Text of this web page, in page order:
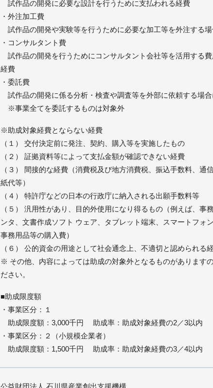
試作品の開発に必要な設計を行うために支払われる経費
・外注加工費
試作品の開発や実験等を行うために必要な加工等を外注する
・コンサルタント費
試作品の開発を行うためにコンサルタント会社等を活用する
経費
・委託費
試作品の開発に係る分析・検査や調査等を外部に依頼する場
※事業全てを委託するものは対象外
※助成対象経費とならない経費
（１） 交付決定前に発注、契約、購入等を実施したもの
（２） 証拠資料等によって支払金額が確認できない経費
（３） 間接的な経費（消費税及び地方消費税、振込手数料、通
紙代等）
（４） 特許庁などの日本の行政庁に納入される出願手数料等
（５） 汎用性があり、目的外使用になり得るもの（例えば、事
ンタ、文書作成ソフト ウェア、タブレット端末、スマートフォ
事務用品等の購入費）
（６） 公的資金の用途として社会通念上、不適切と認められる
※ その他、内容によっては助成の対象外となるものがあります
ださい。
■助成限度額
・事業区分：１
助成限度額：3,000千円 助成率：助成対象経費の2／3以内
・事業区分：２（小規模企業者）
助成限度額：1,500千円 助成率：助成対象経費の3／4以内
公益財団法人 石川県産業創出支援機構